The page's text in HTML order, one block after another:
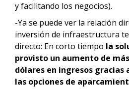
y facilitando los negocios).
-Ya se puede ver la relación
inversión de infraestructura
directo: En corto tiempo la
provisto un aumento de
dólares en ingresos gracias
las opciones de